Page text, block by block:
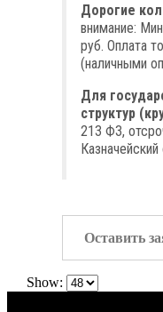
Дорогие
внимание:
руб. Оплата
(наличными
Для
структур
213 ФЗ,
Казначейский
Оставить
Show: